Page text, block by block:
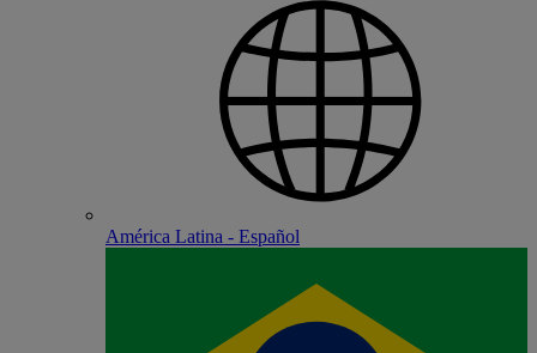
América Latina - Español